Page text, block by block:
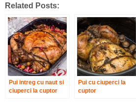
Related Posts:
Pui intreg cu naut si
ciuperci la cuptor
Pui cu ciuperci la
cuptor